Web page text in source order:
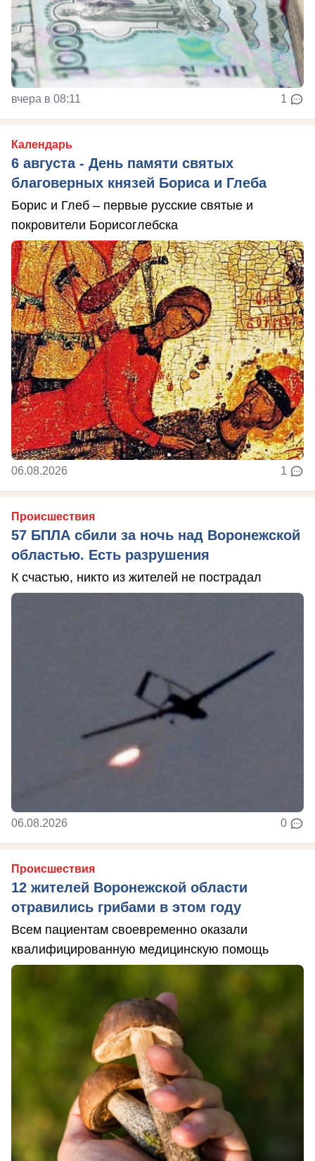
вчера в 08:11 1
Календарь
6 августа - День памяти святых
благоверных князей Бориса и Глеба
Борис и Глеб – первые русские святые и
покровители Борисоглебска
06.08.2026 1
Происшествия
57 БПЛА сбили за ночь над Воронежской
областью. Есть разрушения
К счастью, никто из жителей не пострадал
06.08.2026 0
Происшествия
12 жителей Воронежской области
отравились грибами в этом году
Всем пациентам своевременно оказали
квалифицированную медицинскую помощь